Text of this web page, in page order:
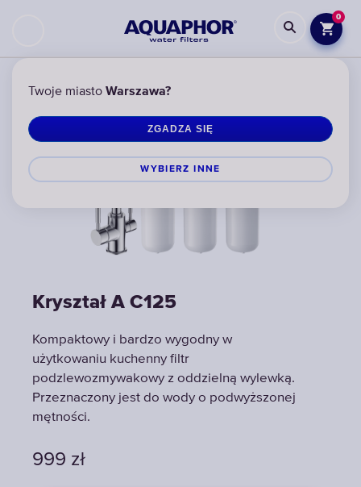
Twoje miasto Warszawa?
ZGADZA SIĘ
WYBIERZ INNЕ
0
Kryształ A С125
Kompaktowy i bardzo wygodny w
użytkowaniu kuchenny filtr
podzlewozmywakowy z oddzielną wylewką.
Przeznaczony jest do wody o podwyższonej
mętności.
999 zł
Kryształ A С125
Kompaktowy i bardzo wygodny w
użytkowaniu kuchenny filtr
podzlewozmywakowy z oddzielną wylewką.
Przeznaczony jest do wody o podwyższonej
mętności.
999 zł
Kryształ A С125
Kompaktowy i bardzo wygodny w
użytkowaniu kuchenny filtr
podzlewozmywakowy z oddzielną wylewką.
Przeznaczony jest do wody o podwyższonej
mętności.
999 zł